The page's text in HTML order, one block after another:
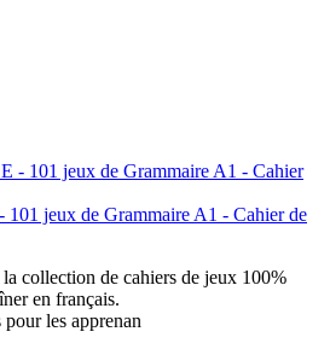
101 jeux de Grammaire A1 - Cahier de
collection de cahiers de jeux 100%
en français.
les apprenan